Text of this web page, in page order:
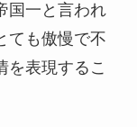
国一と言われ
ても傲慢で不
を表現するこ